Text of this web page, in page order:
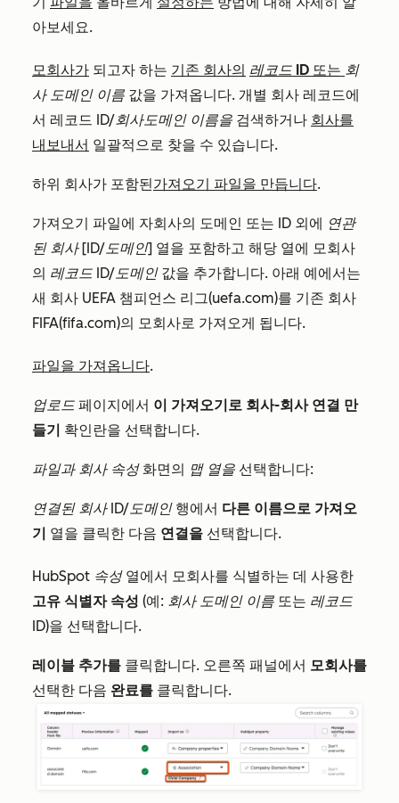
아보세요.
모회사가 되고자 하는 기존 회사의 레코드 ID 또는 회
사 도메인 이름 값을 가져옵니다. 개별 회사 레코드에
서 레코드 ID/회사도메인 이름을 검색하거나 회사를
내보내서 일괄적으로 찾을 수 있습니다.
하위 회사가 포함된가져오기 파일을 만듭니다.
가져오기 파일에 자회사의 도메인 또는 ID 외에 연관
된 회사 [ID/도메인] 열을 포함하고 해당 열에 모회사
의 레코드 ID/도메인값을 추가합니다. 아래 예에서는
새 회사 UEFA 챔피언스 리그(uefa.com)를 기존 회사
FIFA(fifa.com)의 모회사로 가져오게 됩니다.
파일을 가져옵니다.
업로드 페이지에서 이 가져오기로 회사-회사 연결 만
들기 확인란을 선택합니다.
파일과 회사 속성화면의 맵 열을 선택합니다:
연결된 회사 ID/도메인행에서 다른 이름으로 가져오
기 열을 클릭한 다음 연결을 선택합니다.
HubSpot 속성열에서 모회사를 식별하는 데 사용한
고유 식별자 속성 (예: 회사 도메인 이름 또는 레코드
ID)을 선택합니다.
레이블 추가를 클릭합니다. 오른쪽 패널에서 모회사를
선택한 다음 완료를 클릭합니다.